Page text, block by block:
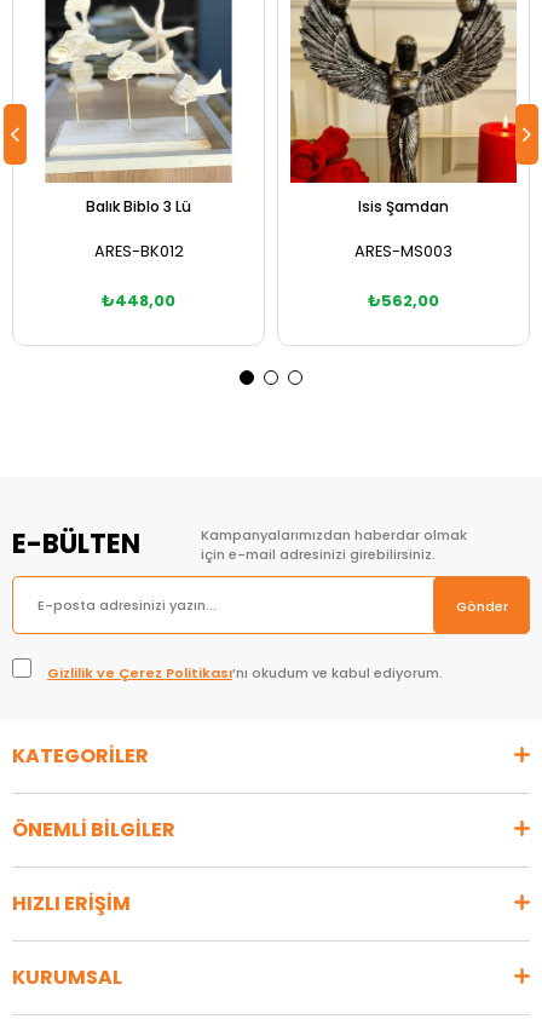
Balık Biblo 3 Lü
ARES-BK012
₺448,00
Isis Şamdan
ARES-MS003
₺562,00
E-BÜLTEN
Kampanyalarımızdan haberdar olmak
için e-mail adresinizi girebilirsiniz.
Gönder
Gizlilik ve Çerez Politikası’nı okudum ve kabul ediyorum.
KATEGORİLER
ÖNEMLİ BİLGİLER
HIZLI ERİŞİM
KURUMSAL